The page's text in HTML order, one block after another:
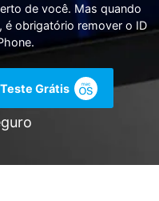
de você. Mas quando
é obrigatório remover o ID
Teste Grátis